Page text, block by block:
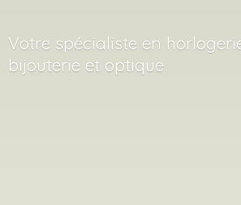
Votre spécialiste en
bijouterie et optique